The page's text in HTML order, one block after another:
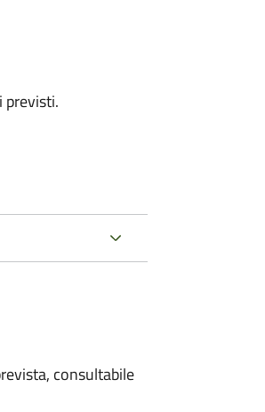
previsti.
consultabile